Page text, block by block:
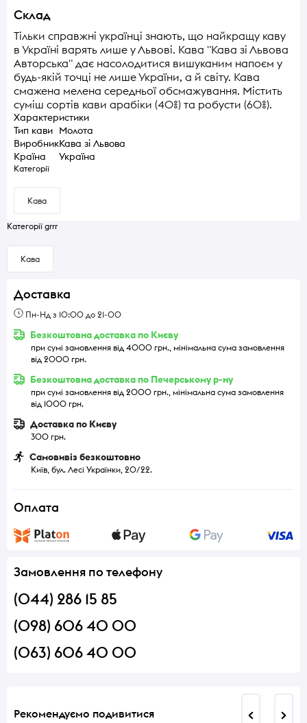
Склад
Тільки справжні українці знають, що найкращу каву
в Україні варять лише у Львові. Кава "Кава зі Львова
Авторська" дає насолодитися вишуканим напоєм у
будь-якій точці не лише України, а й світу. Кава
смажена мелена середньої обсмажування. Містить
суміш сортів кави арабіки (40%) та робусти (60%).
Характеристики
Тип кави Молота
ВиробникКава зі Львова
Країна
Україна
Категорії
Кава
Категорії grrr
Кава
Доставка
Пн-Нд з 10:00 до 21-00
Безкоштовна доставка по Києву
при сумі замовлення від 4000 грн., мінімальна сума замовлення
від 2000 грн.
Безкоштовна доставка по Печерському р-ну
при сумі замовлення від 2000 грн., мінімальна сума замовлення
від 1000 грн.
Доставка по Києву
300 грн.
Самовивіз безкоштовно
Київ, бул. Лесі Українки, 20/22.
Оплата
Замовлення по телефону
(044) 286 15 85
(098) 606 40 00
(063) 606 40 00
Рекомендуємо подивитися